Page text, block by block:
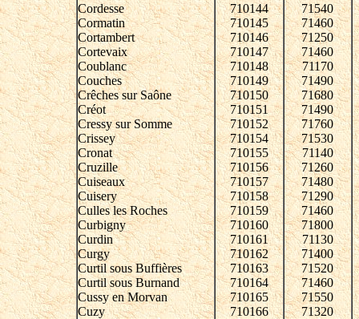
Cordesse
Cormatin
Cortambert
Cortevaix
Coublanc
Couches
Crêches sur Saône
Créot
Cressy sur Somme
Crissey
Cronat
Cruzille
Cuiseaux
Cuisery
Culles les Roches
Curbigny
Curdin
Curgy
Curtil sous Buffières
Curtil sous Burnand
Cussy en Morvan
Cuzy
710144
710145
710146
710147
710148
710149
710150
710151
710152
710154
710155
710156
710157
710158
710159
710160
710161
710162
710163
710164
710165
710166
71540
71460
71250
71460
71170
71490
71680
71490
71760
71530
71140
71260
71480
71290
71460
71800
71130
71400
71520
71460
71550
71320